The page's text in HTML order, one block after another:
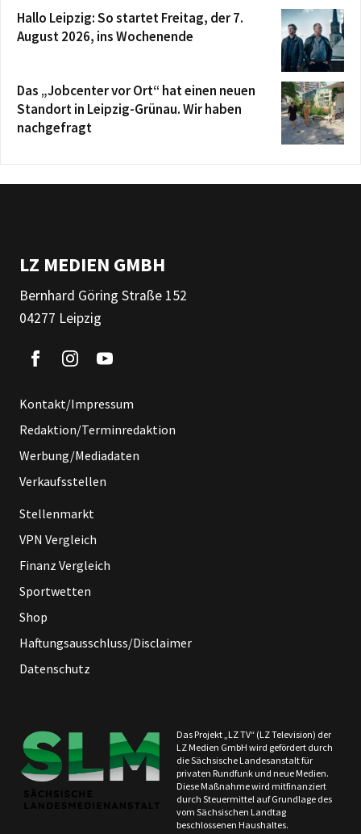
Hallo Leipzig: So startet Freitag, der 7.
August 2026, ins Wochenende
Das „Jobcenter vor Ort“ hat einen neuen
Standort in Leipzig-Grünau. Wir haben
nachgefragt
LZ MEDIEN GMBH
Bernhard Göring Straße 152
04277 Leipzig
Kontakt/Impressum
Redaktion/Terminredaktion
Werbung/Mediadaten
Verkaufsstellen
Stellenmarkt
VPN Vergleich
Finanz Vergleich
Sportwetten
Shop
Haftungsausschluss/Disclaimer
Datenschutz
Das Projekt „LZ TV“ (LZ Television) der
LZ Medien GmbH wird gefördert durch
die Sächsische Landesanstalt für
privaten Rundfunk und neue Medien.
Diese Maßnahme wird mitfinanziert
durch Steuermittel auf Grundlage des
vom Sächsischen Landtag
beschlossenen Haushaltes.